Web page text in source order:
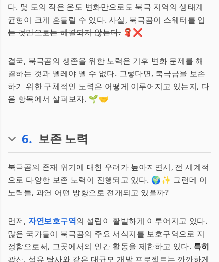
다. 몇 도의 작은 온도 변화만으로도 북극 지역의 생태계
균형이 크게 흔들릴 수 있다.사실, 북극곰이 스웨터를 입
는 것만으로는 해결되지 않는다.🧣❌
결국, 북극곰의 생존을 위한 노력은 기후 변화 문제를 해
결하는 것과 뗄레야 뗄 수 없다. 그렇다면, 북극곰을 보존
하기 위한 구체적인 노력은 어떻게 이루어지고 있는지, 다
음 항목에서 살펴보자. 🌱🤝
6. 보존 노력
북극곰의 존재 위기에 대한 우려가 높아지면서, 전 세계적
으로 다양한 보존 노력이 진행되고 있다. 🌍✨ 그런데 이
노력들, 과연 어떤 방향으로 전개되고 있을까?
먼저, 자연보호구역의 설립이 활발하게 이루어지고 있다.
많은 국가들이 북극곰의 주요 서식지를 보호구역으로 지
정함으로써, 그곳에서의 인간 활동을 제한하고 있다. 특히
광산, 석유 탐사와 같은 대규모 개발 프로젝트는 깐깐하게